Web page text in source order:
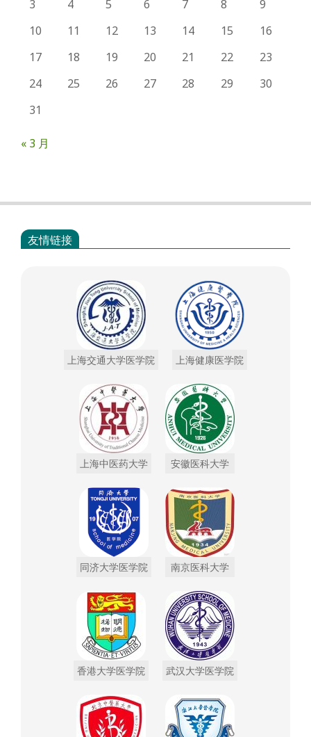
3 4 5 6 7 8
9
10
11 12 13 14 15
16
17
18 19 20 21 22
23
24
25 26 27 28 29
30
31
« 3 月
友情链接
上海交通大学医学院 上海健康医学院
上海中医药大学 安徽医科大学
同济大学医学院 南京医科大学
香港大学医学院 武汉大学医学院